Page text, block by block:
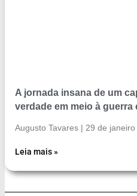
A jornada insana de um
verdade em meio à guerra
Augusto Tavares 29 de
Leia mais »